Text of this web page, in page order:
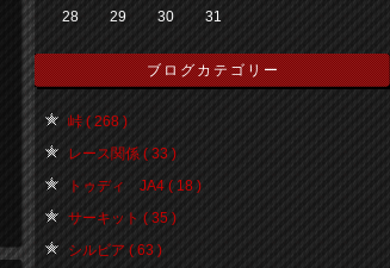
28
29 30 31
ブログカテゴリー
峠 ( 268 )
レース関係 ( 33 )
トゥディ JA4 ( 18 )
サーキット ( 35 )
シルビア ( 63 )